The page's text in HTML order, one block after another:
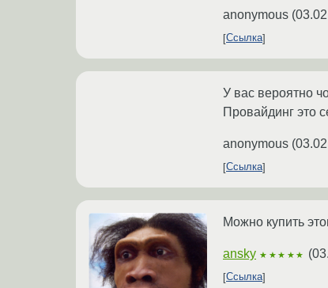
anonymous (
Ссылка
У вас вероятно
Провайдинг это
anonymous (
Ссылка
Можно купить
ansky ★★★★★ (
Ссылка